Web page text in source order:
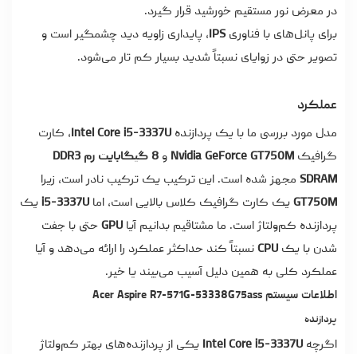
در معرض نور مستقیم خورشید قرار گیرد.
برای پانل‌های با فناوریIPS، پایداری زاویه دید چشمگیر است و
تصویر حتی در زوایای نسبتاً شدید بسیار کم تار می‌شود.
عملکرد
مدل مورد بررسی ما با یک پردازنده Intel Core i5-3337U، کارت
گرافیک Nvidia GeForce GT750M و
8 گیگابایت رم DDR3
SDRAM مجهز شده است. این ترکیب یک ترکیب نادر است، زیرا
GT750M یک کارت گرافیک کلاس بالایی است، اما i5-3337U یک
پردازنده کم‌ولتاژ است. ما مشتاقیم بدانیم آیا GPU حتی با جفت
شدن با یک CPU نسبتاً کند حداکثر عملکرد را ارائه می‌دهد و آیا
عملکرد کلی به همین دلیل آسیب می‌بیند یا خیر.
اطلاعات سیستم Acer Aspire R7-571G-53338G75ass
پردازنده
اگرچه Intel Core i5-3337U یکی از پردازنده‌های بهتر کم‌ولتاژ